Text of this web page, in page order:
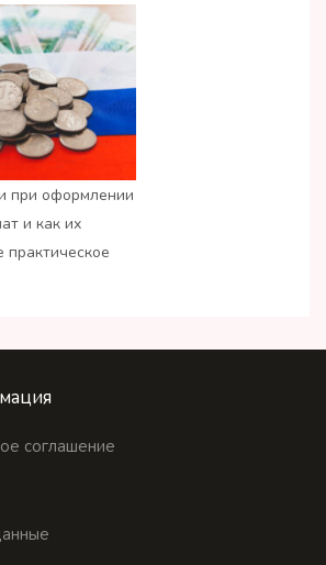
при оформлении
и как их
практическое
соглашение